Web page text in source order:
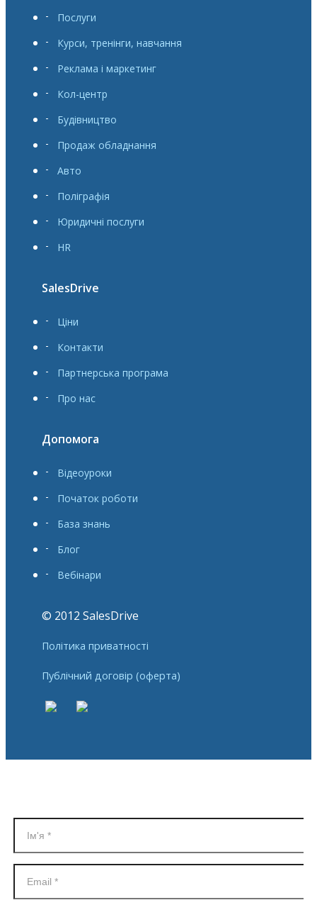
Послуги
Курси, тренінги, навчання
Реклама і маркетинг
Кол-центр
Будівництво
Продаж обладнання
Авто
Поліграфія
Юридичні послуги
HR
SalesDrive
Ціни
Контакти
Партнерська програма
Про нас
Допомога
Відеоуроки
Початок роботи
База знань
Блог
Вебінари
© 2012 SalesDrive
Політика приватності
Публічний договір (оферта)